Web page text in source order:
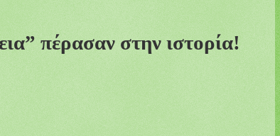
πέρασαν στην ιστορία!